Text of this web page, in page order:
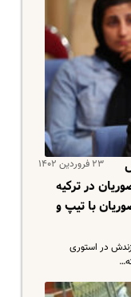
۲۳ فروردین ۱۴۰۲
در ترکیه
با تیپ و
در استوری